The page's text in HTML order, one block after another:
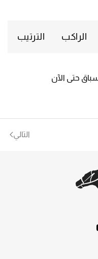
الراكب الترتيب
حتى الآن
التالي